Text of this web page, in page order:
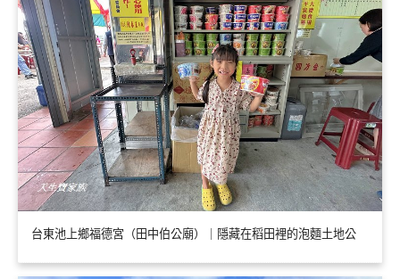
台東池上鄉福德宮（田中伯公廟）｜隱藏在稻田裡的泡麵土地公